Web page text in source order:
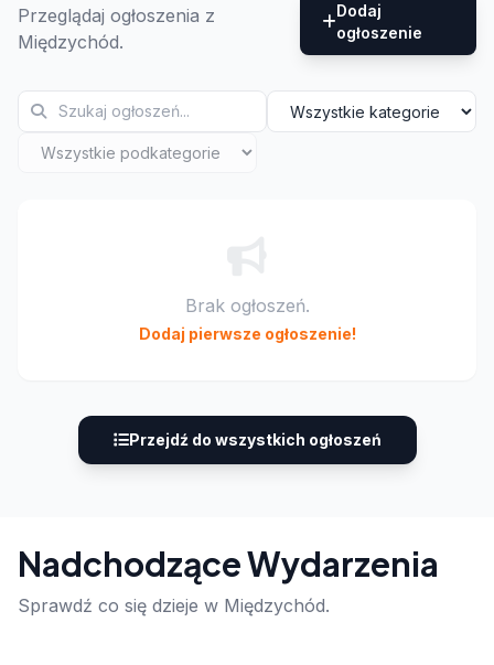
Przeglądaj ogłoszenia z
Międzychód.
Dodaj
ogłoszenie
Brak ogłoszeń.
Dodaj pierwsze ogłoszenie!
Przejdź do wszystkich ogłoszeń
Nadchodzące Wydarzenia
Sprawdź co się dzieje w Międzychód.